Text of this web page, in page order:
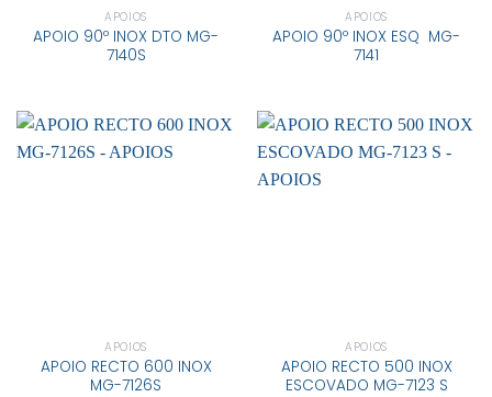
APOIOS
APOIO 90º INOX DTO MG-
7140S
APOIOS
APOIO 90º INOX ESQ MG-
7141
APOIOS
APOIO RECTO 600 INOX
MG-7126S
APOIOS
APOIO RECTO 500 INOX
ESCOVADO MG-7123 S